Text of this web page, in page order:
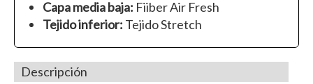
Capa media baja: Fiiber Air Fresh
Tejido inferior: Tejido Stretch
Descripción